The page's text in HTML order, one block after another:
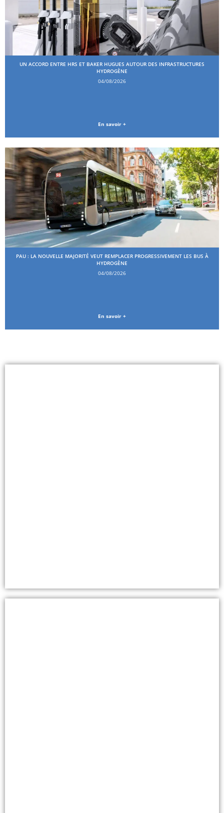
UN ACCORD ENTRE HRS ET BAKER HUGUES AUTOUR DES INFRASTRUCTURES
HYDROGÈNE
04/08/2026
En savoir +
PAU : LA NOUVELLE MAJORITÉ VEUT REMPLACER PROGRESSIVEMENT LES BUS À
HYDROGÈNE
04/08/2026
En savoir +